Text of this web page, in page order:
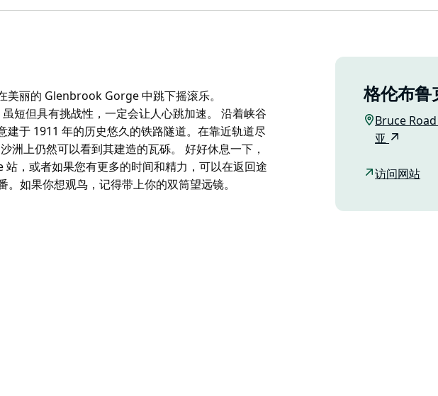
丽的 Glenbrook Gorge 中跳下摇滚乐。
短但具有挑战性，一定会让人心跳加速。 沿着峡谷
于 1911 年的历史悠久的铁路隧道。在靠近轨道尽
上仍然可以看到其建造的瓦砾。 好好休息一下，
，或者如果您有更多的时间和精力，可以在返回途
如果你想观鸟，记得带上你的双筒望远镜。
但具有挑战性，一定会让人心跳加速。
爬到 Lapstone 站，或者如果您有更多的时间和精
Pool 中畅游一番。如果你想观鸟，记得带上你的双
格伦布鲁
Bruce
亚
访问网站